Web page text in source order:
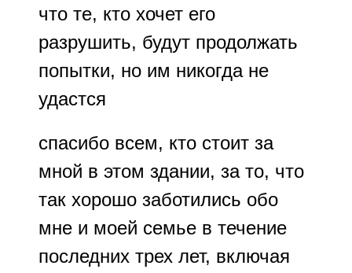
что те, кто хочет его
разрушить, будут продолжать
попытки, но им никогда не
удастся
спасибо всем, кто стоит за
мной в этом здании, за то, что
так хорошо заботились обо
мне и моей семье в течение
последних трех лет, включая